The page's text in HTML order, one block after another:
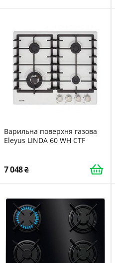
Варильна поверхня газова
Eleyus LINDA 60 WH CTF
7 048